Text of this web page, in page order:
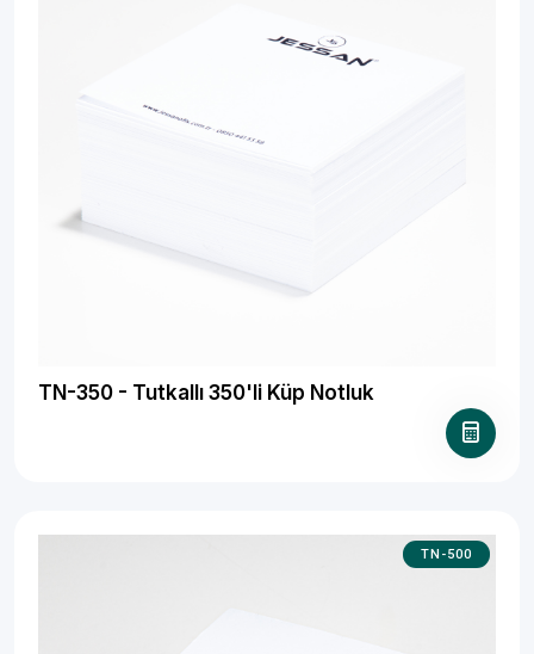
TN-350 - Tutkallı 350'li Küp Notluk
TN-500